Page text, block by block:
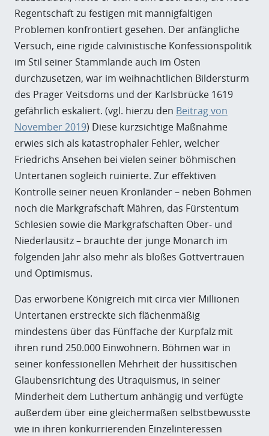
Regentschaft zu festigen mit mannigfaltigen
Problemen konfrontiert gesehen. Der anfängliche
Versuch, eine rigide calvinistische Konfessionspolitik
im Stil seiner Stammlande auch im Osten
durchzusetzen, war im weihnachtlichen Bildersturm
des Prager Veitsdoms und der Karlsbrücke 1619
gefährlich eskaliert. (vgl. hierzu den Beitrag von
November 2019) Diese kurzsichtige Maßnahme
erwies sich als katastrophaler Fehler, welcher
Friedrichs Ansehen bei vielen seiner böhmischen
Untertanen sogleich ruinierte. Zur effektiven
Kontrolle seiner neuen Kronländer – neben Böhmen
noch die Markgrafschaft Mähren, das Fürstentum
Schlesien sowie die Markgrafschaften Ober- und
Niederlausitz – brauchte der junge Monarch im
folgenden Jahr also mehr als bloßes Gottvertrauen
und Optimismus.
Das erworbene Königreich mit circa vier Millionen
Untertanen erstreckte sich flächenmäßig
mindestens über das Fünffache der Kurpfalz mit
ihren rund 250.000 Einwohnern. Böhmen war in
seiner konfessionellen Mehrheit der hussitischen
Glaubensrichtung des Utraquismus, in seiner
Minderheit dem Luthertum anhängig und verfügte
außerdem über eine gleichermaßen selbstbewusste
wie in ihren konkurrierenden Einzelinteressen